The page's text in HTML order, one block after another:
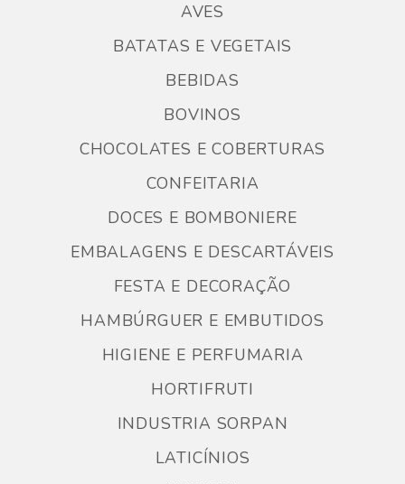
AVES
BATATAS E VEGETAIS
BEBIDAS
BOVINOS
CHOCOLATES E COBERTURAS
CONFEITARIA
DOCES E BOMBONIERE
EMBALAGENS E DESCARTÁVEIS
FESTA E DECORAÇÃO
HAMBÚRGUER E EMBUTIDOS
HIGIENE E PERFUMARIA
HORTIFRUTI
INDUSTRIA SORPAN
LATICÍNIOS